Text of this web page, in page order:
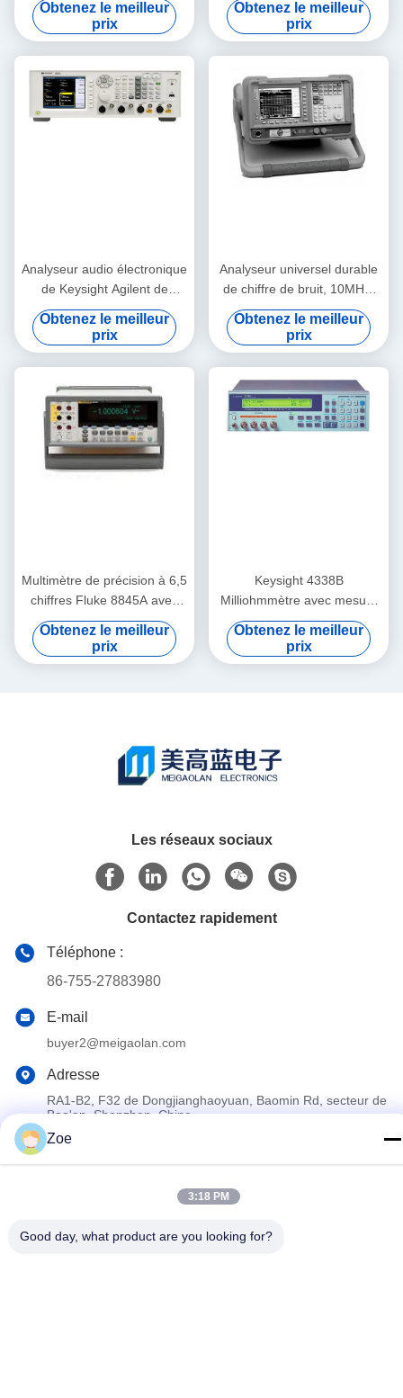
l'essai
Obtenez le meilleur
prix
Obtenez le meilleur
prix
Analyseur audio électronique
de Keysight Agilent de
matériel d'essai et d'essai
d'U8903A
Obtenez le meilleur
prix
Analyseur universel durable
de chiffre de bruit, 10MHz-
26.5GHz Keysight Agilent
N8975A
Obtenez le meilleur
prix
Multimètre de précision à 6,5
chiffres Fluke 8845A avec
0,0024% de précision CC et
enregistreur sans papier
Trendplot
Obtenez le meilleur
prix
Keysight 4338B
Milliohmmètre avec mesure
à courant alternatif de 1 KHz
Résolution 10 u Ohm et
mesure à grande vitesse de
Obtenez le meilleur
prix
Les réseaux sociaux
Contactez rapidement
Téléphone :
86-755-27883980
E-mail
buyer2@meigaolan.com
Adresse
RA1-B2, F32 de Dongjianghaoyuan, Baomin Rd, secteur de
Bao'an, Shenzhen, Chine
Chine Bonne qualité Analyseur de spectre de rf Le fournisseur.
Tous les droits réservés.
Zoe
3:18 PM
Good day, what product are you looking for?